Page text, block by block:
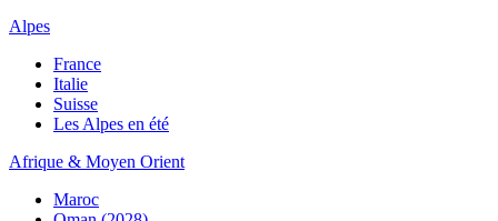
Alpes
France
Italie
Suisse
Les Alpes en été
Afrique & Moyen Orient
Maroc